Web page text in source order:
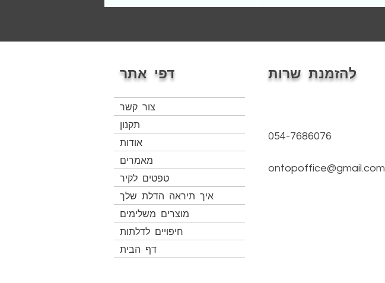
צור קשר
תקנון
אודות
מאמרים
טפטים לקיר
איך תיראה הדלת שלך
מוצרים משלימים
חיפויים לדלתות
דף הבית
להזמנת שרות
054-7686076
ontopoffice@gmail.com